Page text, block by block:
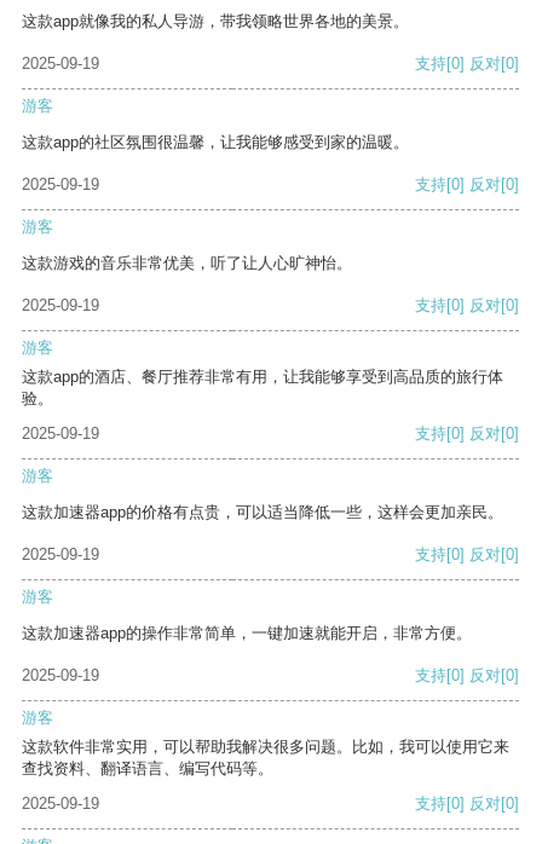
这款app就像我的私人导游，带我领略世界各地的美景。
2025-09-19 支持[0] 反对[0]
游客
这款app的社区氛围很温馨，让我能够感受到家的温暖。
2025-09-19 支持[0] 反对[0]
游客
这款游戏的音乐非常优美，听了让人心旷神怡。
2025-09-19 支持[0] 反对[0]
游客
这款app的酒店、餐厅推荐非常有用，让我能够享受到高品质的旅行体
验。
2025-09-19
支持[0] 反对[0]
游客
这款加速器app的价格有点贵，可以适当降低一些，这样会更加亲民。
2025-09-19 支持[0] 反对[0]
游客
这款加速器app的操作非常简单，一键加速就能开启，非常方便。
2025-09-19 支持[0] 反对[0]
游客
这款软件非常实用，可以帮助我解决很多问题。比如，我可以使用它来
查找资料、翻译语言、编写代码等。
2025-09-19
支持[0] 反对[0]